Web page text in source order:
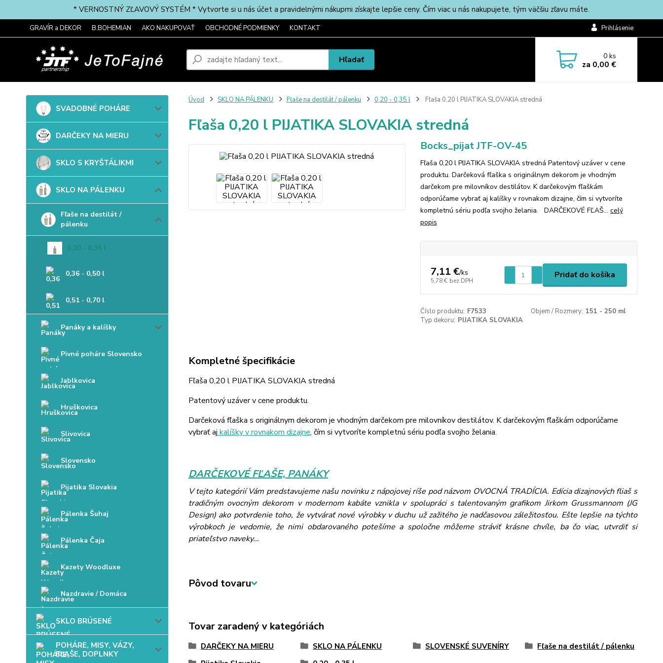
* VERNOSTNÝ ZĽAVOVÝ SYSTÉM * Vytvorte si u nás účet a pravidelnými nákupmi získajte lepšie ceny. Čím viac u nás nakupujete, tým väčšiu zľavu máte.
GRAVÍR a DEKOR B.BOHEMIAN AKO NAKUPOVAŤ OBCHODNÉ PODMIENKY KONTAKT Prihlásenie
Hľadať 0ks
za 0,00 €
SVADOBNÉ POHÁRE
DARČEKY NA MIERU
SKLO S KRYŠTÁLIKMI
SKLO NA PÁLENKU
Fľaše na destilát /
pálenku
0,20 - 0,35 l
0,36 - 0,50 l
0,51 - 0,70 l
Panáky a kalíšky
Pivné poháre Slovensko
Jablkovica
Hruškovica
Slivovica
Slovensko
Pijatika Slovakia
Pálenka Šuhaj
Pálenka Čaja
Kazety Woodluxe
Nazdravie / Domáca
SKLO BRÚSENÉ
POHÁRE, MISY, VÁZY,
FĽAŠE, DOPLNKY
Úvod SKLO NA PÁLENKU Fľaše na destilát / pálenku 0,20 - 0,35 l Fľaša 0,20 l PIJATIKA SLOVAKIA stredná
Fľaša 0,20 l PIJATIKA SLOVAKIA stredná
Bocks_pijat JTF-OV-45
Fľaša 0,20 l PIJATIKA SLOVAKIA stredná Patentový uzáver v cene
produktu. Darčeková fľaška s originálnym dekorom je vhodným
darčekom pre milovníkov destilátov. K darčekovým fľaškám
odporúčame vybrať aj kalíšky v rovnakom dizajne, čím si vytvoríte
kompletnú sériu podľa svojho želania. DARČEKOVÉ FĽAŠ... celý
popis
7,11 €/ks
5,78 € bez DPH
Pridať do košíka
Číslo produktu: F7533 Objem / Rozmery: 151 - 250 ml
Typ dekoru: PIJATIKA SLOVAKIA
Kompletné špecifikácie
Fľaša 0,20 l PIJATIKA SLOVAKIA stredná
Patentový uzáver v cene produktu.
Darčeková fľaška s originálnym dekorom je vhodným darčekom pre milovníkov destilátov. K darčekovým fľaškám odporúčame
vybrať aj kalíšky v rovnakom dizajne, čím si vytvoríte kompletnú sériu podľa svojho želania.
DARČEKOVÉ FĽAŠE, PANÁKY
V tejto kategórií Vám predstavujeme našu novinku z nápojovej ríše pod názvom OVOCNÁ TRADÍCIA. Edícia dizajnových fliaš s
tradičným ovocným dekorom v modernom kabáte vznikla v spolupráci s talentovaným grafikom Jirkom Grussmannom (JG
Design) ako potvrdenie toho, že vytvárať nové výrobky v duchu už zažitého je nadčasovou záležitosťou. Ešte lepšie na týchto
výrobkoch je vedomie, že nimi obdarovaného potešíme a spoločne môžeme stráviť krásne chvíle, ba čo viac, utvrdiť si
priateľstvo naveky...
Pôvod tovaru
Tovar zaradený v kategóriách
DARČEKY NA MIERU SKLO NA PÁLENKU SLOVENSKÉ SUVENÍRY
Fľaše na destilát / pálenku